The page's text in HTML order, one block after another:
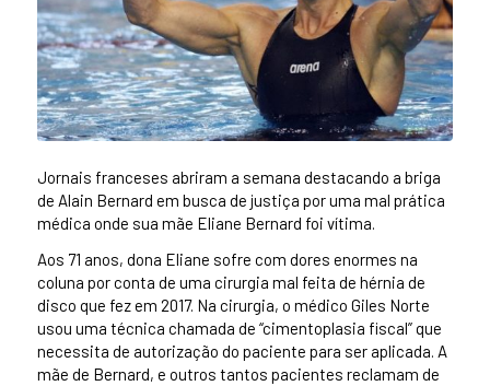
Jornais franceses abriram a semana destacando a briga
de Alain Bernard em busca de justiça por uma mal prática
médica onde sua mãe Eliane Bernard foi vítima.
Aos 71 anos, dona Eliane sofre com dores enormes na
coluna por conta de uma cirurgia mal feita de hérnia de
disco que fez em 2017. Na cirurgia, o médico Giles Norte
usou uma técnica chamada de “cimentoplasia fiscal” que
necessita de autorização do paciente para ser aplicada. A
mãe de Bernard, e outros tantos pacientes reclamam de